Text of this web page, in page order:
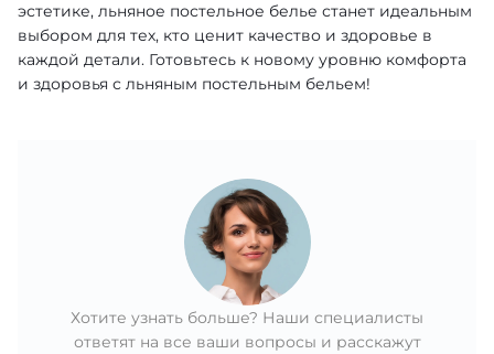
эстетике, льняное постельное белье станет идеальным
выбором для тех, кто ценит качество и здоровье в
каждой детали. Готовьтесь к новому уровню комфорта
и здоровья с льняным постельным бельем!
Хотите узнать больше? Наши специалисты
ответят на все ваши вопросы и расскажут